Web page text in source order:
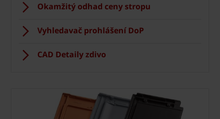
Okamžitý odhad ceny stropu
Vyhledavač prohlášení DoP
CAD Detaily zdivo